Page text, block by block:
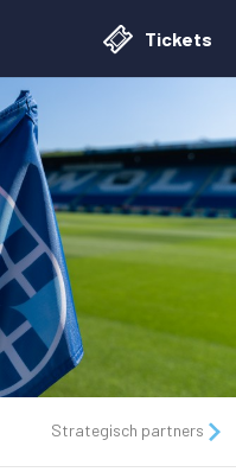
Tickets
Strategisch partners